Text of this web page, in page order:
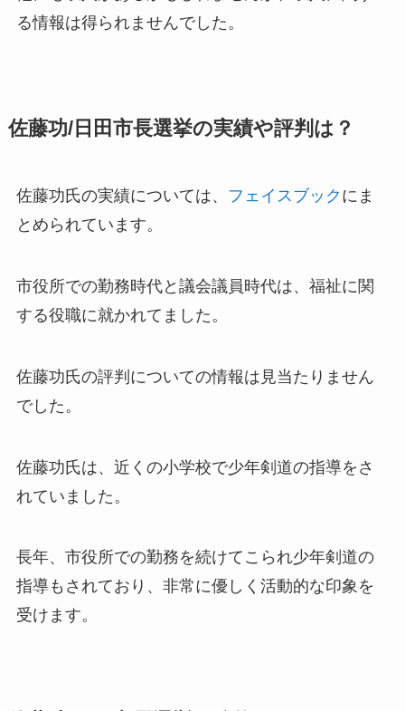
る情報は得られませんでした。
佐藤功/日田市長選挙の実績や評判は？
佐藤功氏の実績については、 フェイスブック にま
とめられています。
市役所での勤務時代と議会議員時代は、福祉に関
する役職に就かれてました。
佐藤功氏の評判についての情報は見当たりません
でした。
佐藤功氏は、近くの小学校で少年剣道の指導をさ
れていました。
長年、市役所での勤務を続けてこられ少年剣道の
指導もされており、非常に優しく活動的な印象を
受けます。